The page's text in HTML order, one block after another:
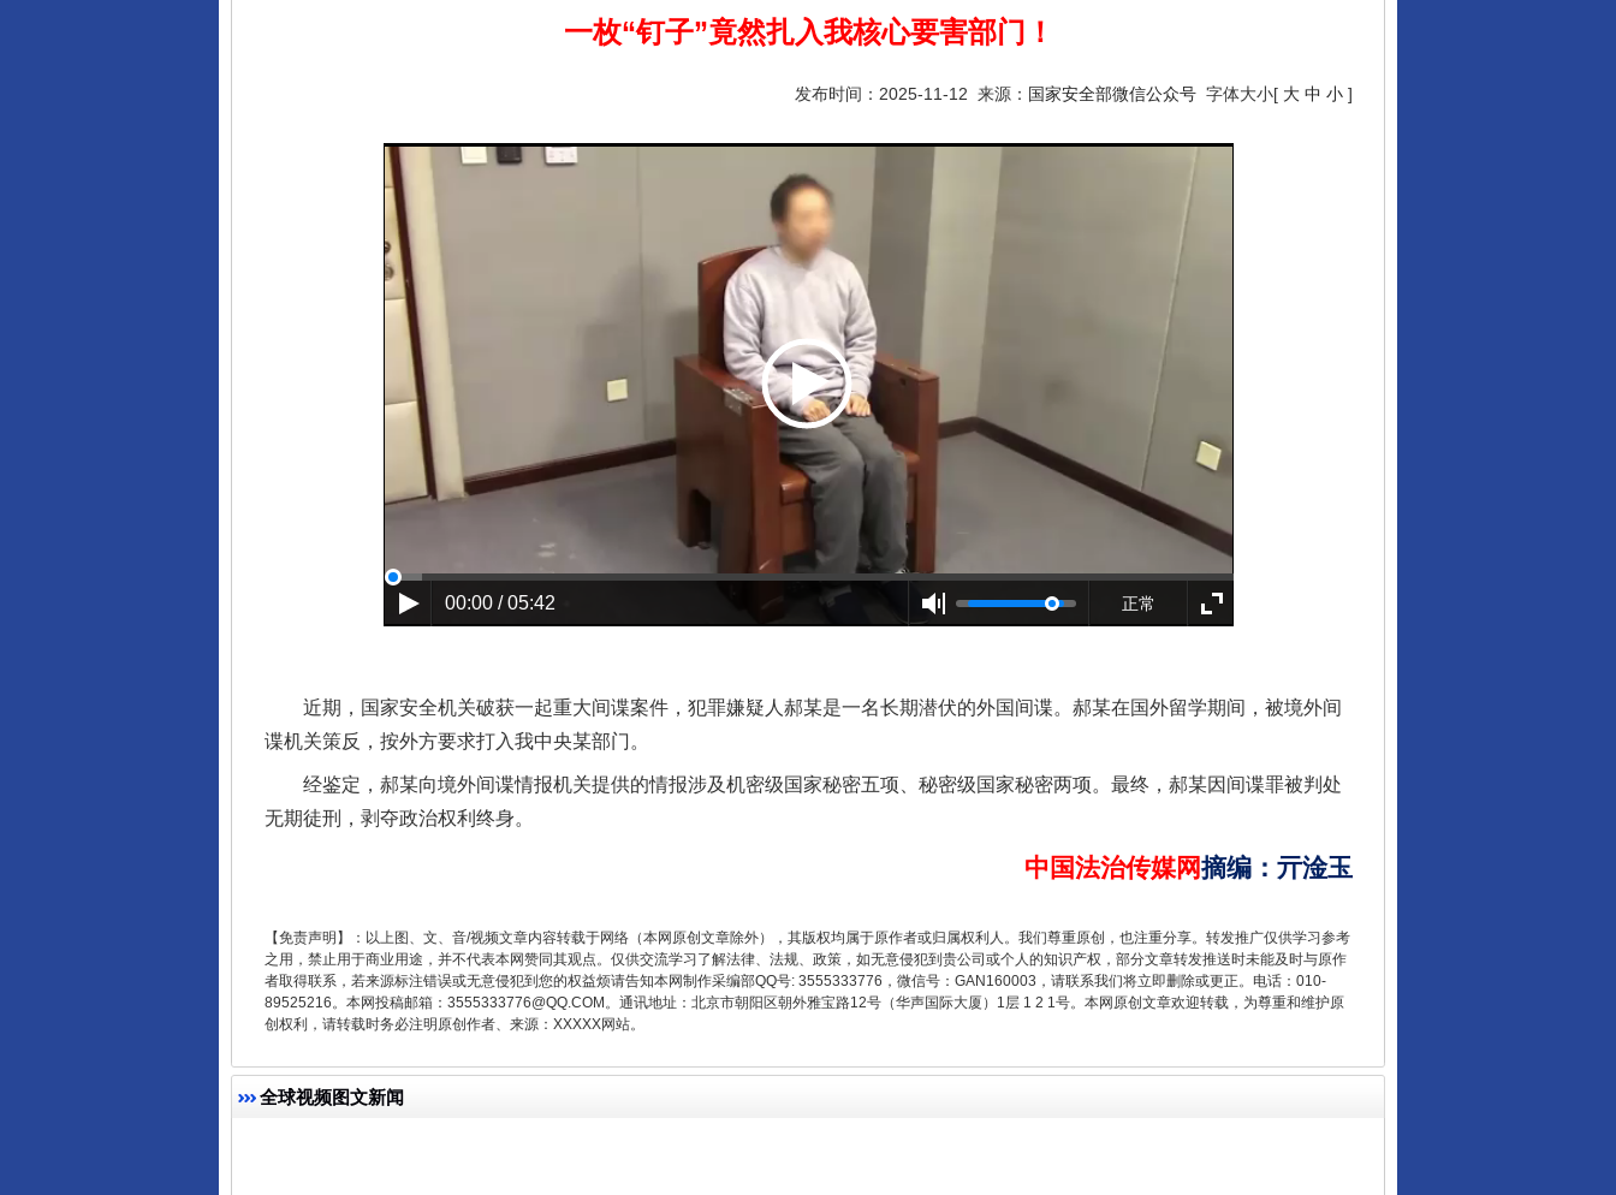
一枚“钉子”竟然扎入我核心要害部门！
发布时间：2025-11-12 来源： 国家安全部微信公众号 字体大小[ 大 中 小 ]
00:00 / 05:42 正常
近期，国家安全机关破获一起重大间谍案件，犯罪嫌疑人郝某是一名长期潜伏的外国间谍。郝某在国外留学期间，被境外间
谍机关策反，按外方要求打入我中央某部门。
经鉴定，郝某向境外间谍情报机关提供的情报涉及机密级国家秘密五项、秘密级国家秘密两项。最终，郝某因间谍罪被判处
无期徒刑，剥夺政治权利终身。
中国法治传媒网摘编 ： 亓淦玉
【免责声明】：以上图、文、音/视频文章内容转载于网络（本网原创文章除外），其版权均属于原作者或归属权利人。我们尊重原创，也注重分享。转发推广仅供学习参考
之用，禁止用于商业用途，并不代表本网赞同其观点。仅供交流学习了解法律、法规、政策，如无意侵犯到贵公司或个人的知识产权，部分文章转发推送时未能及时与原作
者取得联系，若来源标注错误或无意侵犯到您的权益烦请告知本网制作采编部QQ号: 3555333776，微信号：GAN160003，请联系我们将立即删除或更正。电话：010-
89525216。本网投稿邮箱：3555333776@QQ.COM。通讯地址：北京市朝阳区朝外雅宝路12号（华声国际大厦）1层 1 2 1号。本网原创文章欢迎转载，为尊重和维护原
创权利，请转载时务必注明原创作者、来源：XXXXX网站。
全球视频图文新闻
茶叶“炒上天”
这是一记警钟！ 谢谢有你温暖了四季 法官巧妙执行解纠纷
习近平的博鳌关键词
魏明亮严重违纪违法案透视
千亩耕地变“别墅”